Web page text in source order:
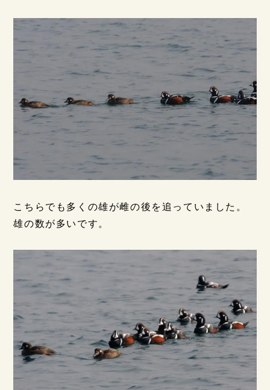
こちらでも多くの雄が雌の後を追っていました。
雄の数が多いです。